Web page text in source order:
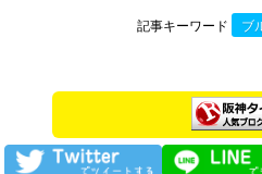
記事キーワード ブ